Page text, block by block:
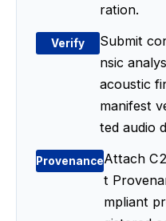
ration.
Verify
Submit
nsic
acoustic
manifest
ted audio
ProvenanceAttach
t
mpliant